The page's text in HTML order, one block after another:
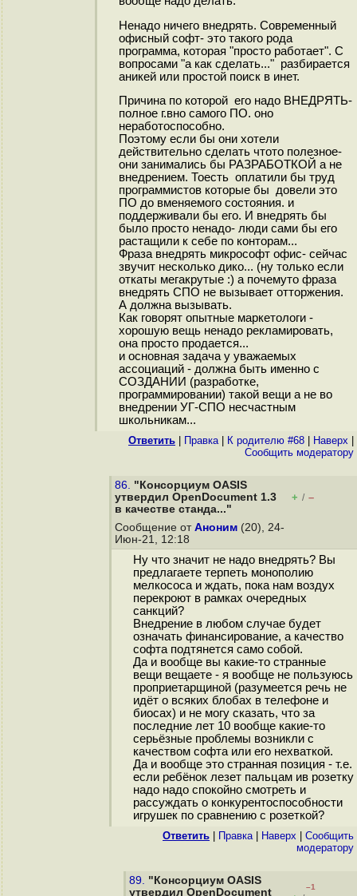
Ненадо ничего внедрять. Современный
офисный софт- это такого рода
программа, которая "просто работает". С
вопросами "а как сделать..." разбирается
аникей или простой поиск в инет.
Причина по которой его надо ВНЕДРЯТЬ-
полное г.вно самого ПО. оно
неработоспособно.
Поэтому если бы они хотели
действительно сделать чтото полезное-
они занимались бы РАЗРАБОТКОЙ а не
внедрением. Тоесть оплатили бы труд
программистов которые бы довели это
ПО до вменяемого состояния. и
поддерживали бы его. И внедрять бы
было просто ненадо- люди сами бы его
растащили к себе по конторам...
Фраза внедрять микрософт офис- сейчас
звучит несколько дико... (ну только если
откаты мегакрутые :) а почемуто фраза
внедрять СПО не вызывает отторжения.
А должна вызывать.
Как говорят опытные маркетологи -
хорошую вещь ненадо рекламировать,
она просто продается...
и основная задача у уважаемых
ассоциаций - должна быть именно с
СОЗДАНИИ (разработке,
программировании) такой вещи а не во
внедрении УГ-СПО несчастным
школьникам...
Ответить Правка| К родителю #68 Наверх
Cообщить модератору
86. "Консорциум OASIS
утвердил OpenDocument 1.3
в качестве станда..."
+ / –
Сообщение от Аноним (20), 24-
Июн-21, 12:18
Ну что значит не надо внедрять? Вы
предлагаете терпеть монополию
мелкососа и ждать, пока нам воздух
перекроют в рамках очередных
санкций?
Внедрение в любом случае будет
означать финансирование, а качество
софта подтянется само собой.
Да и вообще вы какие-то странные
вещи вещаете - я вообще не пользуюсь
проприетарщиной (разумеется речь не
идёт о всяких блобах в телефоне и
биосах) и не могу сказать, что за
последние лет 10 вообще какие-то
серьёзные проблемы возникли с
качеством софта или его нехваткой.
Да и вообще это странная позиция - т.е.
если ребёнок лезет пальцам ив розетку
надо надо спокойно смотреть и
рассуждать о конкурентоспособности
игрушек по сравнению с розеткой?
Ответить Правка| Наверх
Cообщить
модератору
89. "Консорциум OASIS
утвердил OpenDocument
–1